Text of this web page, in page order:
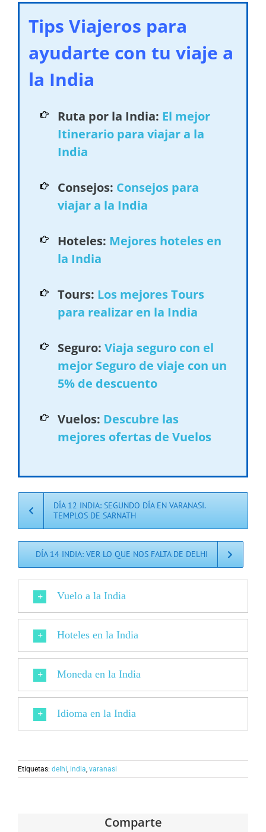
Tips Viajeros para
ayudarte con tu viaje a
la India
Ruta por la India: El mejor
Itinerario para viajar a la
India
Consejos: Consejos para
viajar a la India
Hoteles: Mejores hoteles en
la India
Tours: Los mejores Tours
para realizar en la India
Seguro: Viaja seguro con el
mejor Seguro de viaje con un
5% de descuento
Vuelos: Descubre las
mejores ofertas de Vuelos
DÍA 12 INDIA: SEGUNDO DÍA EN VARANASI.
TEMPLOS DE SARNATH
DÍA 14 INDIA: VER LO QUE NOS FALTA DE DELHI
Vuelo a la India
Hoteles en la India
Moneda en la India
Idioma en la India
Etiquetas: delhi india varanasi
Comparte